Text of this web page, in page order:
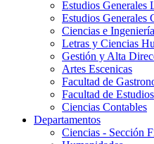
Estudios Generales
Estudios Generales
Ciencias e Ingeniería
Letras y Ciencias
Gestión y Alta
Artes Escenicas
Facultad de
Facultad de
Ciencias Contables
Departamentos
Ciencias - Sección